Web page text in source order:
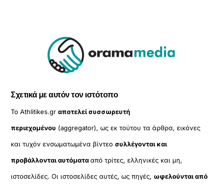
Σχετικά με αυτόν τον ιστότοπο
Το Athlitikes.grαποτελεί συσσωρευτή
περιεχομένου (aggregator), ως εκ τούτου τα άρθρα, εικόνες
και τυχόν ενσωματωμένα βίντεοσυλλέγονται και
προβάλλονται αυτόματααπό τρίτες, ελληνικές και μη,
ιστοσελίδες. Οι ιστοσελίδες αυτές, ως πηγές, ωφελούνται από